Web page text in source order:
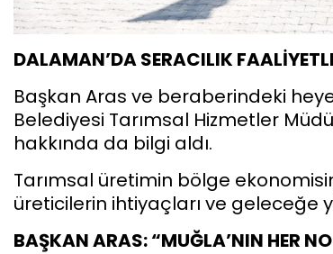
DALAMAN’DA SERACILIK
Başkan Aras ve beraberindeki
Belediyesi Tarımsal Hizmetler
hakkında da bilgi aldı.
Tarımsal üretimin bölge
üreticilerin ihtiyaçları ve geleceğe
BAŞKAN ARAS: “MUĞLA’NIN HER